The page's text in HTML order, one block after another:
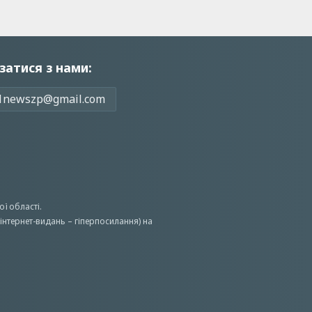
з нами:
області.
видань – гіперпосилання) на